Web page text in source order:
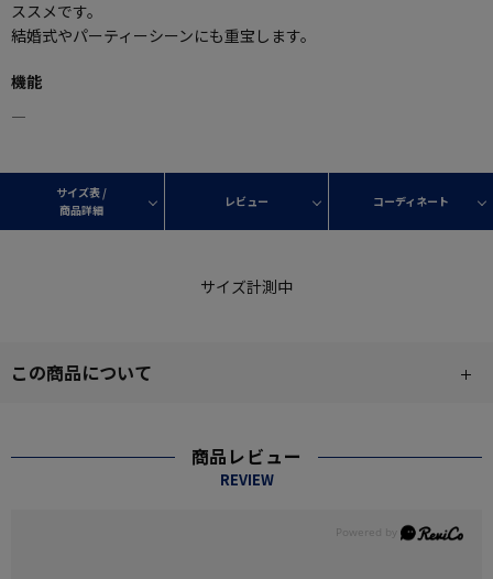
ススメです。
結婚式やパーティーシーンにも重宝します。
機能
―
サイズ表 /
商品詳細
レビュー コーディネート
サイズ計測中
この商品について
商品レビュー
REVIEW